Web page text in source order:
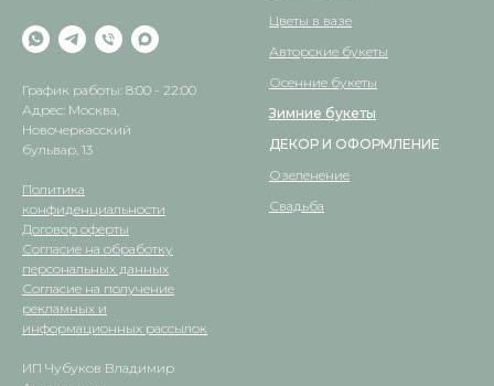
График работы: 8:00 - 22:00
Адрес: Москва,
Новочеркасский
бульвар, 13
Политика
конфиденциальности
Договор оферты
Согласие на обработку
персональных данных
Согласие на получение
рекламных и
информационных рассылок
ИП Чубуков Владимир
Цветы в вазе
Авторские букеты
Осенние букеты
Зимние букеты
ДЕКОР И ОФОРМЛЕНИЕ
Озеленение
Свадьба